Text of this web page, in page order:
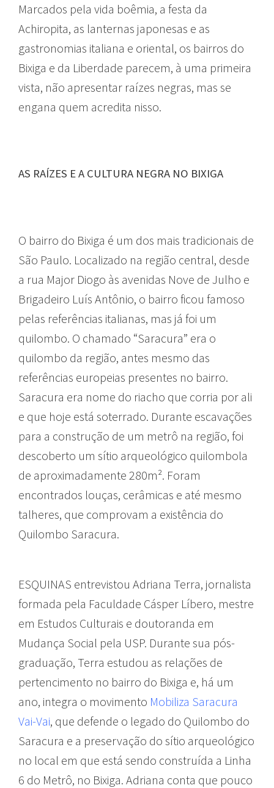
Marcados pela vida boêmia, a festa da
Achiropita, as lanternas japonesas e as
gastronomias italiana e oriental, os bairros do
Bixiga e da Liberdade parecem, à uma primeira
vista, não apresentar raízes negras, mas se
engana quem acredita nisso.
AS RAÍZES E A CULTURA NEGRA NO BIXIGA
O bairro do Bixiga é um dos mais tradicionais de
São Paulo. Localizado na região central, desde
a rua Major Diogo às avenidas Nove de Julho e
Brigadeiro Luís Antônio, o bairro ficou famoso
pelas referências italianas, mas já foi um
quilombo. O chamado “Saracura” era o
quilombo da região, antes mesmo das
referências europeias presentes no bairro.
Saracura era nome do riacho que corria por ali
e que hoje está soterrado. Durante escavações
para a construção de um metrô na região, foi
descoberto um sítio arqueológico quilombola
de aproximadamente 280m². Foram
encontrados louças, cerâmicas e até mesmo
talheres, que comprovam a existência do
Quilombo Saracura.
ESQUINAS entrevistou Adriana Terra, jornalista
formada pela Faculdade Cásper Líbero, mestre
em Estudos Culturais e doutoranda em
Mudança Social pela USP. Durante sua pós-
graduação, Terra estudou as relações de
pertencimento no bairro do Bixiga e, há um
ano, integra o movimento Mobiliza Saracura
Vai-Vai, que defende o legado do Quilombo do
Saracura e a preservação do sítio arqueológico
no local em que está sendo construída a Linha
6 do Metrô, no Bixiga. Adriana conta que pouco